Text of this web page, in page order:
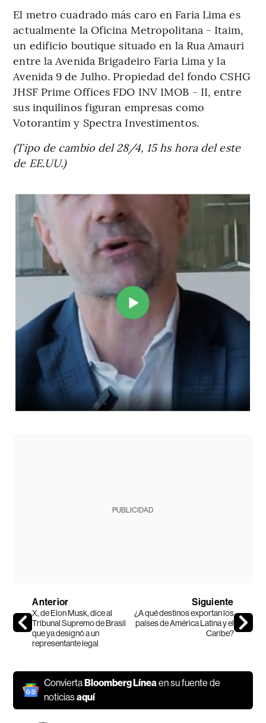
El metro cuadrado más caro en Faria Lima es
actualmente la Oficina Metropolitana - Itaim,
un edificio boutique situado en la Rua Amauri
entre la Avenida Brigadeiro Faria Lima y la
Avenida 9 de Julho. Propiedad del fondo CSHG
JHSF Prime Offices FDO INV IMOB - II, entre
sus inquilinos figuran empresas como
Votorantim y Spectra Investimentos.
(Tipo de cambio del 28/4, 15 hs hora del este
de EE.UU.)
PUBLICIDAD
Anterior
X, de Elon Musk, dice al
Tribunal Supremo de Brasil
que ya designó a un
representante legal
Siguiente
¿A qué destinos exportan los
países de América Latina y el
Caribe?
ConviertaBloomberg Línea en su fuente de
noticiasaquí